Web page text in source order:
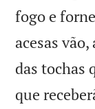
fogo e
acesas
das tochas
que